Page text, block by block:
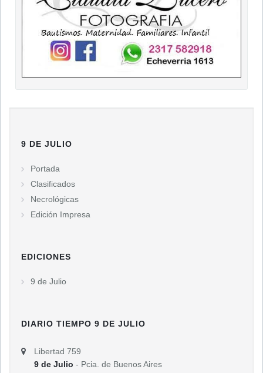
9 DE JULIO
Portada
Clasificados
Necrológicas
Edición Impresa
EDICIONES
9 de Julio
DIARIO TIEMPO 9 DE JULIO
Libertad 759
9 de Julio - Pcia. de Buenos Aires